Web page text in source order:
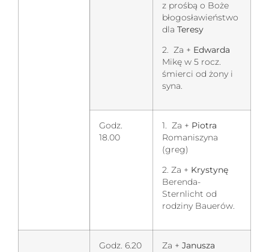
z prośbą o Boże
błogosławieństwo
dla Teresy
2. Za + Edwarda
Mikę w 5 rocz.
śmierci od żony i
syna.
Godz.
18.00
1. Za + Piotra
Romaniszyna
(greg)
2. Za + Krystynę
Berenda-
Sternlicht od
rodziny Bauerów.
Godz. 6.20 Za + Janusza